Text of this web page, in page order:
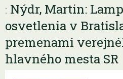
: Nýdr, Martin:
osvetlenia v
premenami
hlavného mesta SR